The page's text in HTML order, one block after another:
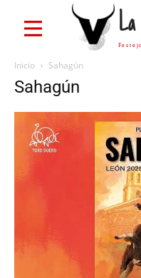
Inicio Sahagún
Sahagún